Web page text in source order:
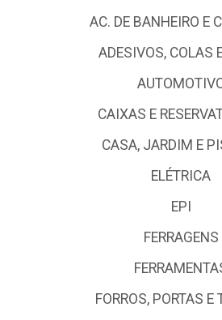
AC. DE BANHEIRO E
ADESIVOS, COLAS
CAIXAS E
CASA, JARDIM E
ELÉTRICA
EPI
FERRAGENS
FORROS, PORTAS E